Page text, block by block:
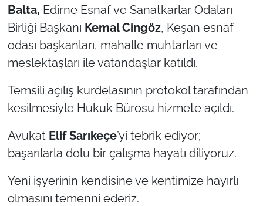
Balta, Edirne Esnaf ve Sanatkarlar Odaları
Birliği Başkanı Kemal Cingöz, Keşan esnaf
odası başkanları, mahalle muhtarları ve
meslektaşları ile vatandaşlar katıldı.
Temsili açılış kurdelasının protokol tarafından
kesilmesiyle Hukuk Bürosu hizmete açıldı.
Avukat Elif Sarıkeçe’yi tebrik ediyor;
başarılarla dolu bir çalışma hayatı diliyoruz.
Yeni işyerinin kendisine ve kentimize hayırlı
olmasını temenni ederiz.
Dış Haberler
Magazin
Bilim Teknoloji
English News
Finans